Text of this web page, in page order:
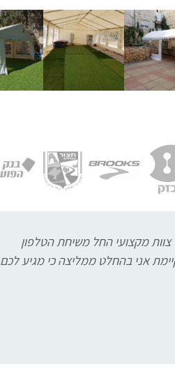
מקצועי החל משיחת הטלפון
אני בהחלט ממליצה כי מגיע לכם